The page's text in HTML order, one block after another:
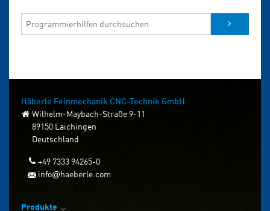
Häberle Feinmechanik CNC-Technik GmbH
Wilhelm-Maybach-Straße 9-11
89150 Laichingen
Deutschland
+49 7333 94265-0
info@haeberle.com
Produkte